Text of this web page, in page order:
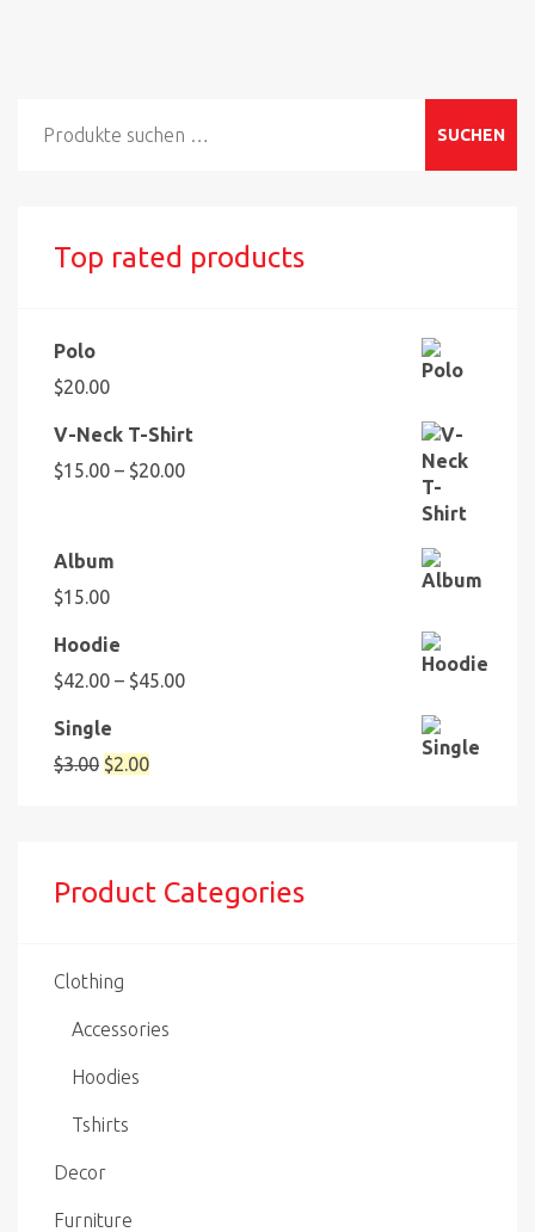
nach:
SUCHEN
Top rated products
Polo
$20.00
V-Neck T-Shirt
$15.00 – $20.00Preisspanne:
Album
$15.00
Hoodie
$42.00 – $45.00Preisspanne:
Single
$3.00 Ursprünglicher
$2.00Aktueller
Product Categories
Clothing
Accessories
Hoodies
Tshirts
Decor
Furniture